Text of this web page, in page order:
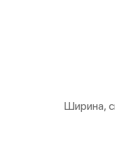
Ширина,